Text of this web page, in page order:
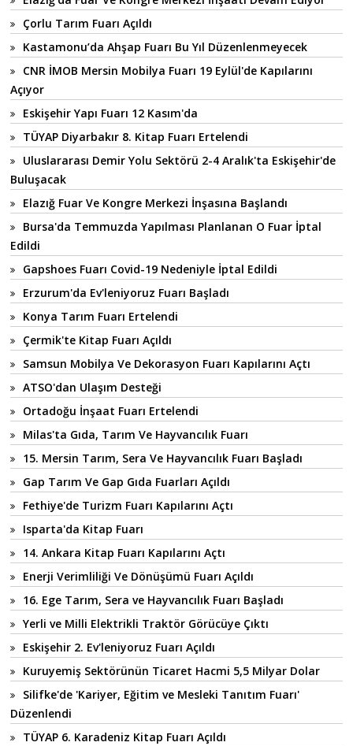
Çorlu Tarım Fuarı Açıldı
Kastamonu’da Ahşap Fuarı Bu Yıl Düzenlenmeyecek
CNR İMOB Mersin Mobilya Fuarı 19 Eylül'de Kapılarını
Açıyor
Eskişehir Yapı Fuarı 12 Kasım'da
TÜYAP Diyarbakır 8. Kitap Fuarı Ertelendi
Uluslararası Demir Yolu Sektörü 2-4 Aralık'ta Eskişehir'de
Buluşacak
Elazığ Fuar Ve Kongre Merkezi İnşasına Başlandı
Bursa'da Temmuzda Yapılması Planlanan O Fuar İptal
Edildi
Gapshoes Fuarı Covid-19 Nedeniyle İptal Edildi
Erzurum'da Ev'leniyoruz Fuarı Başladı
Konya Tarım Fuarı Ertelendi
Çermik'te Kitap Fuarı Açıldı
Samsun Mobilya Ve Dekorasyon Fuarı Kapılarını Açtı
ATSO'dan Ulaşım Desteği
Ortadoğu İnşaat Fuarı Ertelendi
Milas'ta Gıda, Tarım Ve Hayvancılık Fuarı
15. Mersin Tarım, Sera Ve Hayvancılık Fuarı Başladı
Gap Tarım Ve Gap Gıda Fuarları Açıldı
Fethiye'de Turizm Fuarı Kapılarını Açtı
Isparta'da Kitap Fuarı
14. Ankara Kitap Fuarı Kapılarını Açtı
Enerji Verimliliği Ve Dönüşümü Fuarı Açıldı
16. Ege Tarım, Sera ve Hayvancılık Fuarı Başladı
Yerli ve Milli Elektrikli Traktör Görücüye Çıktı
Eskişehir 2. Ev'leniyoruz Fuarı Açıldı
Kuruyemiş Sektörünün Ticaret Hacmi 5,5 Milyar Dolar
Silifke'de 'Kariyer, Eğitim ve Mesleki Tanıtım Fuarı'
Düzenlendi
TÜYAP 6. Karadeniz Kitap Fuarı Açıldı